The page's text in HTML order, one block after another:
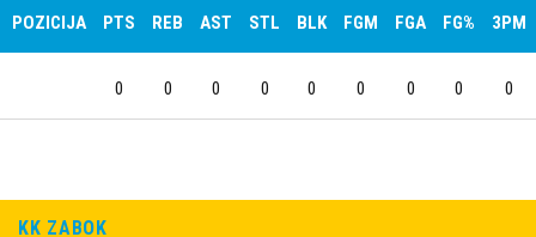
POZICIJA PTS REB AST STL BLK FGM FGA FG% 3PM
0 0 0 0 0 0 0 0 0
KK ZABOK